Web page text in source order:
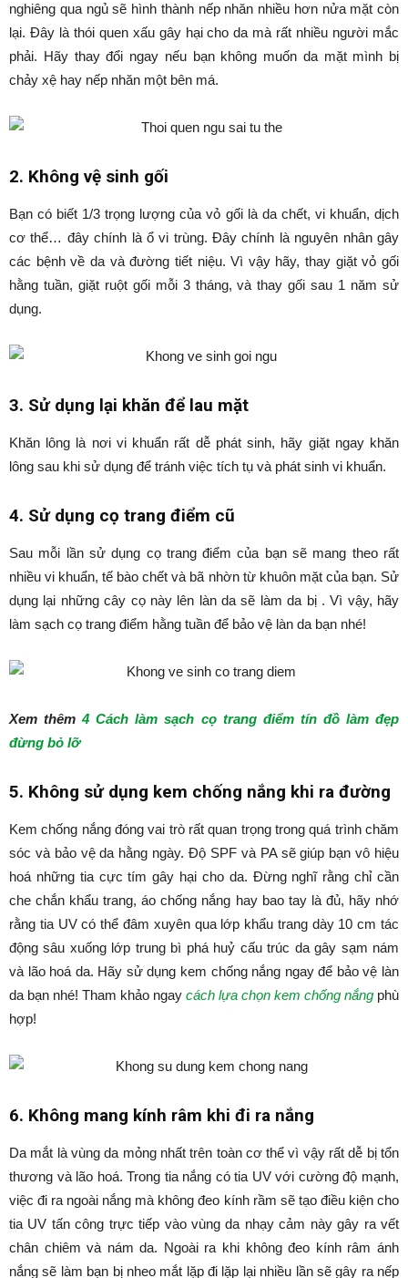
nghiêng qua ngủ sẽ hình thành nếp nhăn nhiều hơn nửa mặt còn
lại. Đây là thói quen xấu gây hại cho da mà rất nhiều người mắc
phải. Hãy thay đổi ngay nếu bạn không muốn da mặt mình bị
chảy xệ hay nếp nhăn một bên má.
2. Không vệ sinh gối
Bạn có biết 1/3 trọng lượng của vỏ gối là da chết, vi khuẩn, dịch
cơ thể… đây chính là ổ vi trùng. Đây chính là nguyên nhân gây
các bệnh về da và đường tiết niệu. Vì vậy hãy, thay giặt vỏ gối
hằng tuần, giặt ruột gối mỗi 3 tháng, và thay gối sau 1 năm sử
dụng.
3. Sử dụng lại khăn để lau mặt
Khăn lông là nơi vi khuẩn rất dễ phát sinh, hãy giặt ngay khăn
lông sau khi sử dụng để tránh việc tích tụ và phát sinh vi khuẩn.
4. Sử dụng cọ trang điểm cũ
Sau mỗi lần sử dụng cọ trang điểm của bạn sẽ mang theo rất
nhiều vi khuẩn, tế bào chết và bã nhờn từ khuôn mặt của bạn. Sử
dụng lại những cây cọ này lên làn da sẽ làm da bị . Vì vậy, hãy
làm sạch cọ trang điểm hằng tuần để bảo vệ làn da bạn nhé!
Xem thêm4 Cách làm sạch cọ trang điểm tín đồ làm đẹp
đừng bỏ lỡ
5. Không sử dụng kem chống nắng khi ra đường
Kem chống nắng đóng vai trò rất quan trọng trong quá trình chăm
sóc và bảo vệ da hằng ngày. Độ SPF và PA sẽ giúp bạn vô hiệu
hoá những tia cực tím gây hại cho da. Đừng nghĩ rằng chỉ cần
che chắn khẩu trang, áo chống nắng hay bao tay là đủ, hãy nhớ
rằng tia UV có thể đâm xuyên qua lớp khẩu trang dày 10 cm tác
động sâu xuống lớp trung bì phá huỷ cấu trúc da gây sạm nám
và lão hoá da. Hãy sử dụng kem chống nắng ngay để bảo vệ làn
da bạn nhé! Tham khảo ngay cách lựa chọn kem chống nắng phù
hợp!
6. Không mang kính râm khi đi ra nắng
Da mắt là vùng da mỏng nhất trên toàn cơ thể vì vậy rất dễ bị tổn
thương và lão hoá. Trong tia nắng có tia UV với cường độ mạnh,
việc đi ra ngoài nắng mà không đeo kính rầm sẽ tạo điều kiện cho
tia UV tấn công trực tiếp vào vùng da nhạy cảm này gây ra vết
chân chiêm và nám da. Ngoài ra khi không đeo kính râm ánh
nắng sẽ làm bạn bị nheo mắt lặp đi lặp lại nhiều lần sẽ gây ra nếp